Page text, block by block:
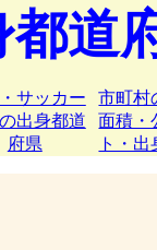
道
サッカー
出身都道
府県
市町村
面積・
ト・出